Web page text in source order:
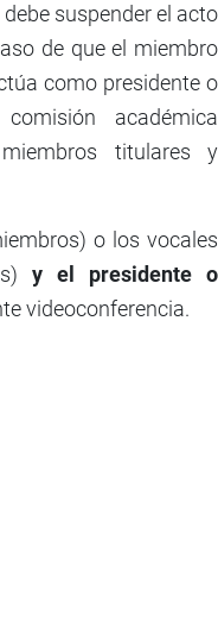
suspender el acto
de que el miembro
como presidente o
académica
titulares y
o los vocales
y el presidente o
videoconferencia.